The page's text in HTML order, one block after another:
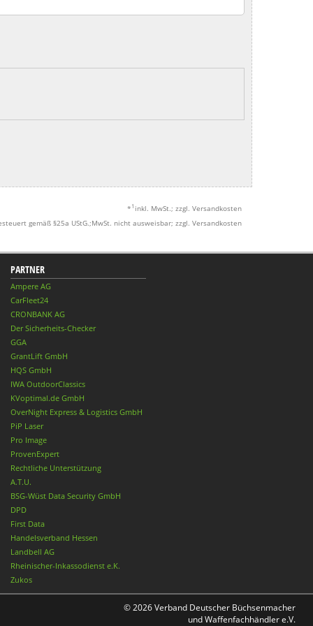
* 1 inkl. MwSt.; zzgl. Versandkosten
gemäß §25a UStG.;MwSt. nicht ausweisbar; zzgl. Versandkosten
PARTNER
Ampere AG
CarFleet24
CRONBANK AG
Der Sicherheits-Checker
GGA
GrantLift GmbH
HQS GmbH
IWA OutdoorClassics
KVoptimal.de GmbH
OverNight Express & Logistics GmbH
PiP Laser
Pro Image
ProvenExpert
Rechtliche Unterstützung
A.T.U.
BSG-Wüst Data Security GmbH
DPD
First Data
Handelsverband Hessen
Landbell AG
Rheinischer-Inkassodienst e.K.
Zukos
© 2026 Verband Deutscher Büchsenmacher
und Waffenfachhändler e.V.